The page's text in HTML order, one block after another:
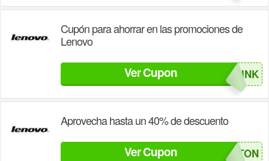
Cupón para ahorrar en las promociones de
Lenovo
Ver Cupon THINK
Aprovecha hasta un 40% de descuento
Ver Cupon MEGAOFERTON